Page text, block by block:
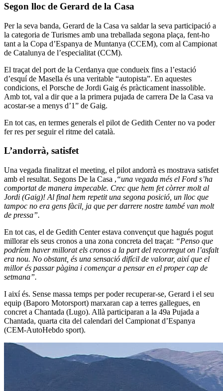
Segon lloc de Gerard de la Casa
Per la seva banda, Gerard de la Casa va saldar la seva participació a
la categoria de Turismes amb una treballada segona plaça, fent-ho
tant a la Copa d’Espanya de Muntanya (CCEM), com al Campionat
de Catalunya de l’especialitat (CCM).
El traçat del port de la Cerdanya que condueix fins a l’estació
d’esquí de Masella és una veritable “autopista”. En aquestes
condicions, el Porsche de Jordi Gaig és pràcticament inassolible.
Amb tot, val a dir que a la primera pujada de carrera De la Casa va
acostar-se a menys d’1” de Gaig.
En tot cas, en termes generals el pilot de Gedith Center no va poder
fer res per seguir el ritme del català.
L’andorrà, satisfet
Una vegada finalitzat el meeting, el pilot andorrà es mostrava satisfet
amb el resultat. Segons De la Casa ,“una vegada més el Ford s’ha
comportat de manera impecable. Crec que hem fet còrrer molt al
Jordi (Gaig)! Al final hem repetit una segona posició, un lloc que
tampoc no era gens fàcil, ja que per darrere nostre també van molt
de pressa”.
En tot cas, el de Gedith Center estava convençut que hagués pogut
millorar els seus cronos a una zona concreta del traçat: “Penso que
podríem haver millorat els cronos a la part del recorregut on l’asfalt
era nou. No obstant, és una sensació difícil de valorar, així que el
millor és passar pàgina i començar a pensar en el proper cap de
setmana”.
I així és. Sense massa temps per poder recuperar-se, Gerard i el seu
equip (Baporo Motorsport) marxaran cap a terres gallegues, en
concret a Chantada (Lugo). Allà participaran a la 49a Pujada a
Chantada, quarta cita del calendari del Campionat d’Espanya
(CEM-AutoHebdo sport).